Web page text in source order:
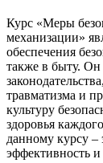
Курс «Меры
механизации»
обеспечения
также в быту. Он
травматизма и
культуру
здоровья
данному курсу –
эффективность